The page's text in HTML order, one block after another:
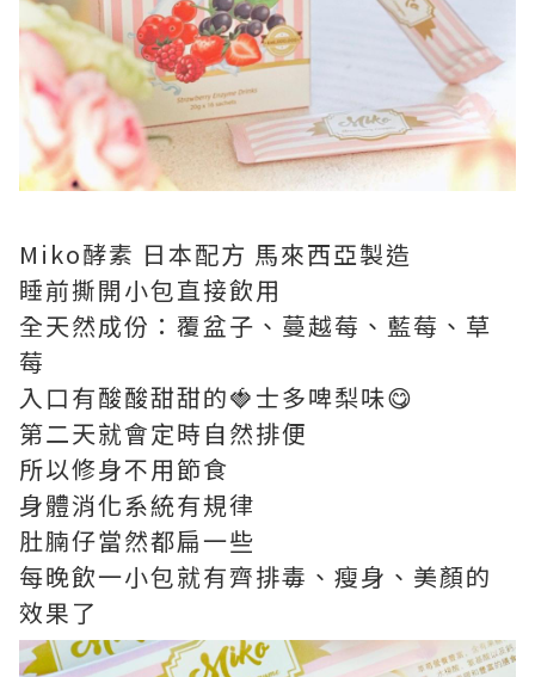
Miko酵素 日本配方 馬來西亞製造
睡前撕開小包直接飲用
全天然成份：覆盆子、蔓越莓、藍莓、草
莓
入口有酸酸甜甜的🍓士多啤梨味😋
第二天就會定時自然排便
所以修身不用節食
身體消化系統有規律
肚腩仔當然都扁一些
每晚飲一小包就有齊排毒、瘦身、美顏的
效果了